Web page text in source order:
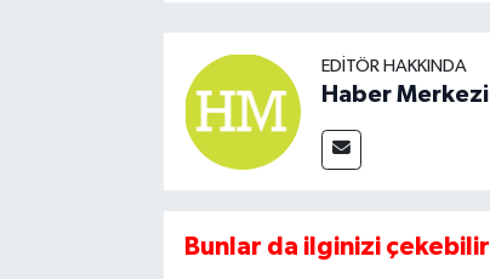
EDITÖR HAKKINDA
Haber Merkezi
Bunlar da ilginizi çekebilir